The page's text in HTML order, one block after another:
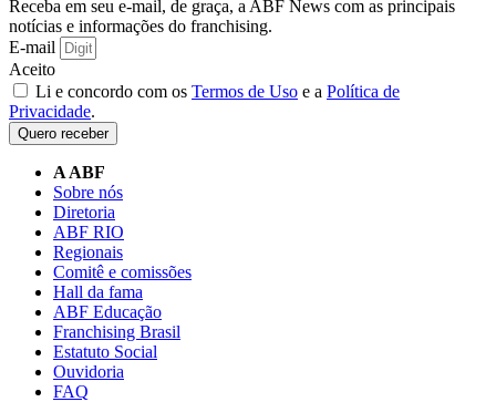
Receba em seu e-mail, de graça, a ABF News com as principais
notícias e informações do franchising.
E-mail
Aceito
Li e concordo com os Termos de Uso e a Política de
Privacidade.
Quero receber
A ABF
Sobre nós
Diretoria
ABF RIO
Regionais
Comitê e comissões
Hall da fama
ABF Educação
Franchising Brasil
Estatuto Social
Ouvidoria
FAQ